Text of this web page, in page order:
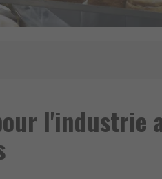
l'industrie